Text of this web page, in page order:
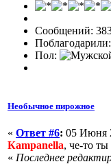
Сообщений:
Пол:
Необычное пирожное
« Ответ #6: 05 Июня
Кampanella, че-то ты
« Последнее